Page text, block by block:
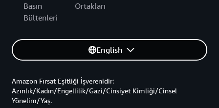
Basın
Bültenleri
Ortakları
English
Amazon Fırsat Eşitliği İşverenidir:
Azınlık/Kadın/Engellilik/Gazi/Cinsiyet Kimliği/Cinsel
Yönelim/Yaş.